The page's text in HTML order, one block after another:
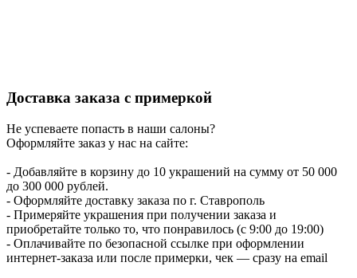
Доставка заказа с примеркой
Не успеваете попасть в наши салоны?
Оформляйте заказ у нас на сайте:
- Добавляйте в корзину до 10 украшений на сумму от 50 000
до 300 000 рублей.
- Оформляйте доставку заказа по г. Ставрополь
- Примеряйте украшения при получении заказа и
приобретайте только то, что понравилось (с 9:00 до 19:00)
- Оплачивайте по безопасной ссылке при оформлении
интернет-заказа или после примерки, чек — сразу на email